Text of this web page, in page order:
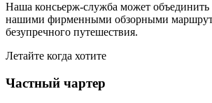
Наша консьерж-служба может объединить
нашими фирменными обзорными
безупречного путешествия.
Летайте когда хотите
Частный чартер